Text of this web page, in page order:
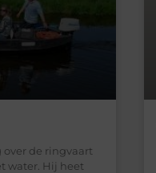
over de ringvaart
water. Hij heet